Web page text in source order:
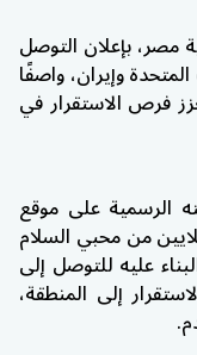
مصر، بإعلان التوصل
وإيران، واصفًا
فرص الاستقرار في
الرسمية على موقع
من محبي السلام
عليه للتوصل إلى
إلى المنطقة،